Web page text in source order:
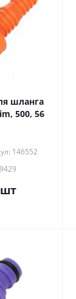
шланга
500, 56
146552